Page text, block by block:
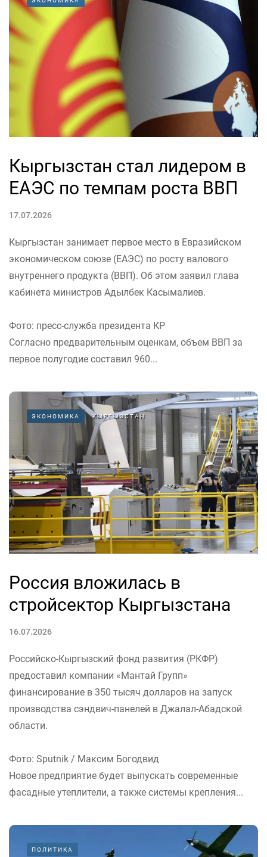
Кыргызстан стал лидером в
ЕАЭС по темпам роста ВВП
17.07.2026
Кыргызстан занимает первое место в Евразийском
экономическом союзе (ЕАЭС) по росту валового
внутреннего продукта (ВВП). Об этом заявил глава
кабинета министров Адылбек Касымалиев.
Фото: пресс-служба президента КР
Согласно предварительным оценкам, объем ВВП за
первое полугодие составил 960...
ЭКОНОМИКА КЫРГЫЗСТАН
Россия вложилась в
стройсектор Кыргызстана
16.07.2026
Российско-Кыргызский фонд развития (РКФР)
предоставил компании «Мантай Групп»
финансирование в 350 тысяч долларов на запуск
производства сэндвич-панелей в Джалал-Абадской
области.
Фото: Sputnik / Максим Богодвид
Новое предприятие будет выпускать современные
фасадные утеплители, а также системы крепления...
ПОЛИТИКА